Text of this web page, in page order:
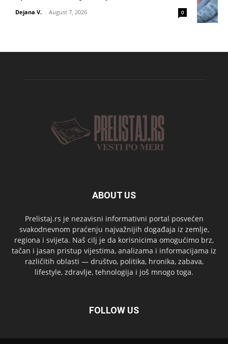
Dejana V. - August 7, 2026 0
ABOUT US
Prelistaj.rs je nezavisni informativni portal posvećen
svakodnevnom praćenju najvažnijih događaja iz zemlje,
regiona i svijeta. Naš cilj je da korisnicima omogućimo brz,
tačan i jasan pristup vijestima, analizama i informacijama iz
različitih oblasti — društvo, politika, hronika, zabava,
lifestyle, zdravlje, tehnologija i još mnogo toga.
FOLLOW US